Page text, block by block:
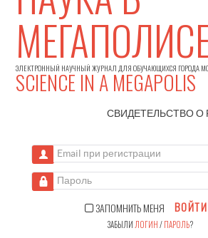
ЭЛЕКТРОННЫЙ НАУЧНЫЙ ЖУРНАЛ ДЛЯ ОБУЧАЮЩИХСЯ ГОРОДА
SCIENCE IN A MEGAPOLIS
СВИДЕТЕЛЬСТВО О
Email при регистрации
Пароль
ЗАПОМНИТЬ МЕНЯ ВОЙТИ
ЗАБЫЛИ ЛОГИН/ПАРОЛЬ?